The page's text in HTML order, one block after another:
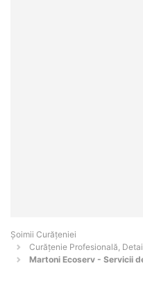
Șoimii Curățeniei
Curățenie Profesională,
Martoni Ecoserv - Servicii